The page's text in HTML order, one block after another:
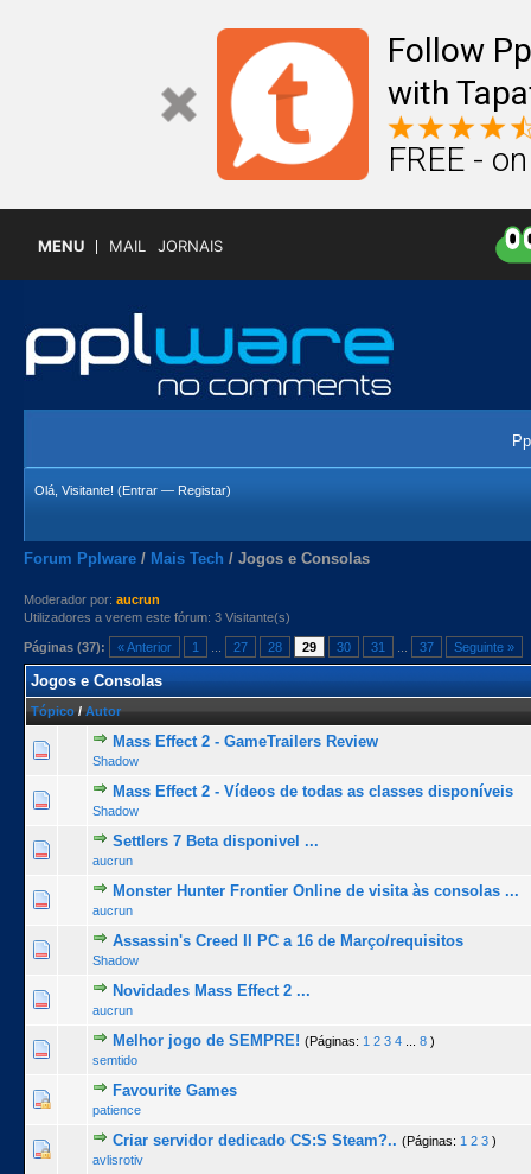
Follow
with
FREE -
MENU MAIL JORNAIS
Olá, Visitante! (Entrar — Registar)
Forum Pplware / Mais Tech / Jogos e Consolas
Moderador por: aucrun
Utilizadores a verem este fórum: 3 Visitante(s)
Páginas (37): « Anterior 1 27 28 29 30 31 37 Seguinte »
Jogos e Consolas
Tópico/Autor
Mass Effect 2 - GameTrailers Review
Shadow
0 Voto(s) - 0 de 5 na totalidade
123 45
Mass Effect 2 - Vídeos de todas as classes disponíveis
Shadow
0 Voto(s) - 0 de 5 na totalidade
123 45
Settlers 7 Beta disponivel ...
aucrun
0 Voto(s) - 0 de 5 na totalidade
12345
Monster Hunter Frontier Online de visita às consolas ...
aucrun
0 Voto(s) - 0 de 5 na totalidade
12345
Assassin's Creed II PC a 16 de Março/requisitos
Shadow
0 Voto(s) - 0 de 5 na totalidade
1 2 345
Novidades Mass Effect 2 ...
aucrun
0 Voto(s) - 0 de 5 na totalidade
12345
Melhor jogo de SEMPRE! (Páginas: 1 2 3 4 8 )
semtido
2 Voto(s) - 5 de 5 na totalidade
12345
Favourite Games
patience
0 Voto(s) - 0 de 5 na totalidade
Criar servidor dedicado CS:S Steam?.. (Páginas: 1 2 3 )
avlisrotiv
1 Voto(s) - 1 de 5 na totalidade
12345